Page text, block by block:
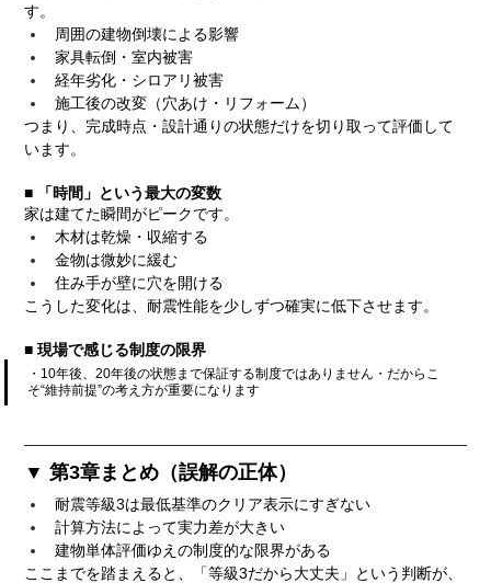
す。
周囲の建物倒壊による影響
家具転倒・室内被害
経年劣化・シロアリ被害
施工後の改変（穴あけ・リフォーム）
つまり、完成時点・設計通りの状態だけを切り取って評価して
います。
■ 「時間」という最大の変数
家は建てた瞬間がピークです。
木材は乾燥・収縮する
金物は微妙に緩む
住み手が壁に穴を開ける
こうした変化は、耐震性能を少しずつ確実に低下させます。
■ 現場で感じる制度の限界
・10年後、20年後の状態まで保証する制度ではありません・だからこ
そ“維持前提”の考え方が重要になります
▼ 第3章まとめ（誤解の正体）
耐震等級3は最低基準のクリア表示にすぎない
計算方法によって実力差が大きい
建物単体評価ゆえの制度的な限界がある
ここまでを踏まえると、「等級3だから大丈夫」という判断が、